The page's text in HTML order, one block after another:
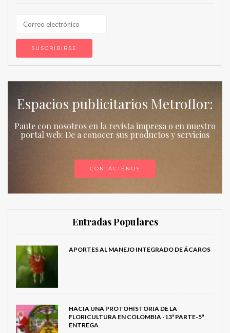
Espacios publicitarios Metroflor:
Paute con nosotros en la revista impresa o en nuestro
portal web: De a conocer sus productos y servicios
CONTÁCTENOS
Entradas Populares
APORTES AL MANEJO INTEGRADO DE ÁCAROS
HACIA UNA PROTOHISTORIA DE LA
FLORICULTURA EN COLOMBIA -13ª PARTE-5ª
ENTREGA